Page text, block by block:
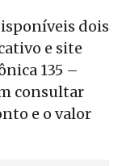
dois
e site
135 –
consultar
e o valor